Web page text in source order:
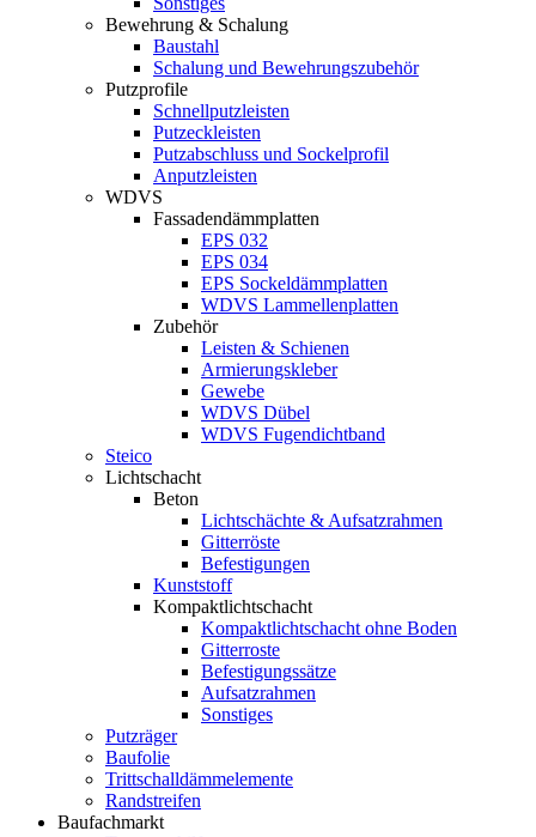
Bewehrung & Schalung
Baustahl
Schalung und Bewehrungszubehör
Putzprofile
Schnellputzleisten
Putzeckleisten
Putzabschluss und Sockelprofil
Anputzleisten
WDVS
Fassadendämmplatten
EPS 032
EPS 034
EPS Sockeldämmplatten
WDVS Lammellenplatten
Zubehör
Leisten & Schienen
Armierungskleber
Gewebe
WDVS Dübel
WDVS Fugendichtband
Steico
Lichtschacht
Beton
Lichtschächte & Aufsatzrahmen
Gitterröste
Befestigungen
Kunststoff
Kompaktlichtschacht
Kompaktlichtschacht ohne Boden
Gitterroste
Befestigungssätze
Aufsatzrahmen
Sonstiges
Putzräger
Baufolie
Trittschalldämmelemente
Randstreifen
Baufachmarkt